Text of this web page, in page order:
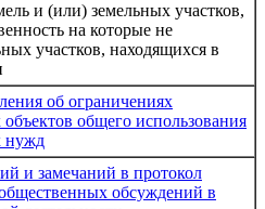
и (или) земельных участков,
на которые не
участков, находящихся в
об ограничениях
общего использования
нужд
и замечаний в протокол
обсуждений в